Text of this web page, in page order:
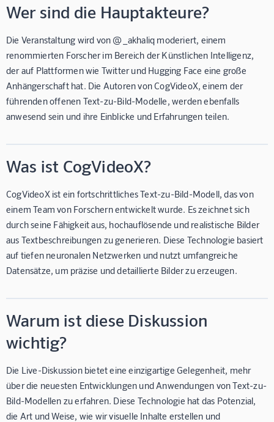
Wer sind die Hauptakteure?
Die Veranstaltung wird von @_akhaliq moderiert, einem
renommierten Forscher im Bereich der Künstlichen Intelligenz,
der auf Plattformen wie Twitter und Hugging Face eine große
Anhängerschaft hat. Die Autoren von CogVideoX, einem der
führenden offenen Text-zu-Bild-Modelle, werden ebenfalls
anwesend sein und ihre Einblicke und Erfahrungen teilen.
Was ist CogVideoX?
CogVideoX ist ein fortschrittliches Text-zu-Bild-Modell, das von
einem Team von Forschern entwickelt wurde. Es zeichnet sich
durch seine Fähigkeit aus, hochauflösende und realistische Bilder
aus Textbeschreibungen zu generieren. Diese Technologie basiert
auf tiefen neuronalen Netzwerken und nutzt umfangreiche
Datensätze, um präzise und detaillierte Bilder zu erzeugen.
Warum ist diese Diskussion
wichtig?
Die Live-Diskussion bietet eine einzigartige Gelegenheit, mehr
über die neuesten Entwicklungen und Anwendungen von Text-zu-
Bild-Modellen zu erfahren. Diese Technologie hat das Potenzial,
die Art und Weise, wie wir visuelle Inhalte erstellen und